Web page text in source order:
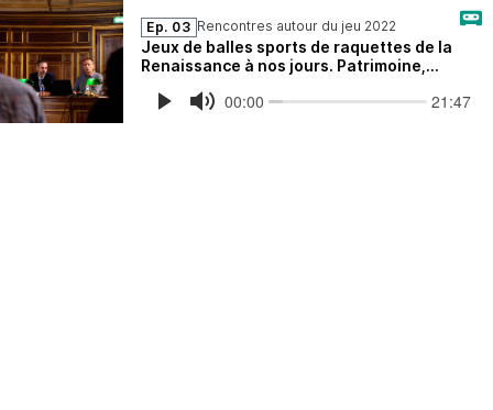
Ep. 03 Rencontres autour du jeu 2022
Jeux de balles sports de raquettes de la
Renaissance à nos jours. Patrimoine,